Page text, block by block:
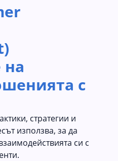
с
стратегии и
използва, за да
си с